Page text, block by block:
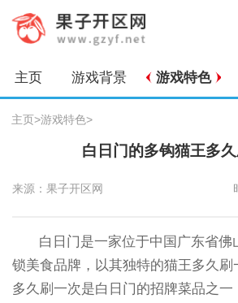
主页 游戏背景 游戏特色
主页>游戏特色>
白日门的多钩猫王多
来源：果子开区网
白日门是一家位于中国广东省佛
锁美食品牌，以其独特的猫王多久刷
多久刷一次是白日门的招牌菜品之一